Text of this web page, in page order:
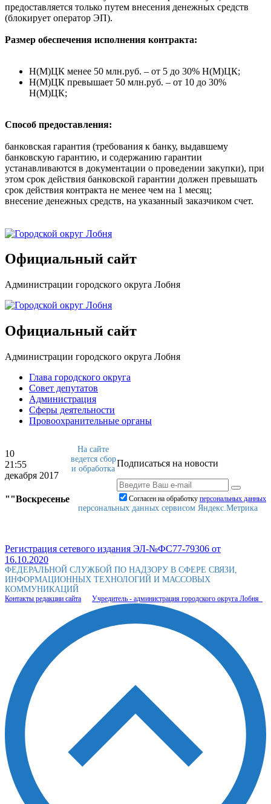
предоставляется только путем внесения денежных средств
(блокирует оператор ЭП).
Размер обеспечения исполнения контракта:
Н(М)ЦК менее 50 млн.руб. – от 5 до 30% Н(М)ЦК;
Н(М)ЦК превышает 50 млн.руб. – от 10 до 30%
Н(М)ЦК;
Способ предоставления:
банковская гарантия (требования к банку, выдавшему
банковскую гарантию, и содержанию гарантии
устанавливаются в документации о проведении закупки), при
этом срок действия банковской гарантии должен превышать
срок действия контракта не менее чем на 1 месяц;
внесение денежных средств, на указанный заказчиком счет.
Официальный сайт
Администрации городского округа Лобня
Официальный сайт
Администрации городского округа Лобня
Глава городского округа
Совет депутатов
Администрация
Сферы деятельности
Провоохранительные органы
10
21:55
декабря 2017
""Воскресенье
Подписаться на новости
Согласен на обработку персональныx данных
На сайте
ведется сбор
и обработка
персональных данных сервисом Яндекс.Метрика
Регистрация сетевого издания ЭЛ-№ФС77-79306 от
16.10.2020
ФЕДЕРАЛЬНОЙ СЛУЖБОЙ ПО НАДЗОРУ В СФЕРЕ СВЯЗИ,
ИНФОРМАЦИОННЫХ ТЕХНОЛОГИЙ И МАССОВЫХ
КОММУНИКАЦИЙ
Контакты редакции сайта Учредитель - администрация городского округа Лобня